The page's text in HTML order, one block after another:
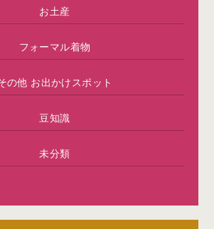
お土産
フォーマル着物
の他 お出かけスポット
豆知識
未分類